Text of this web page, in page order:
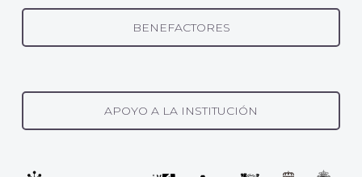
BENEFACTORES
APOYO A LA INSTITUCIÓN